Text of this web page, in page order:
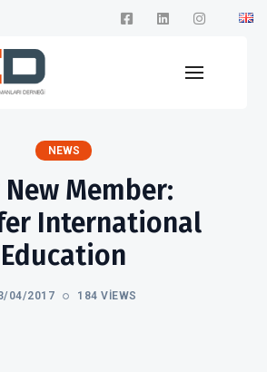
NEWS
Member:
International
Education
04/2017 184 VIEWS